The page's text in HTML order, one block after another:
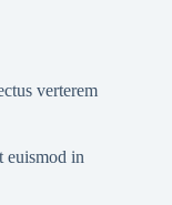
verterem
euismod in